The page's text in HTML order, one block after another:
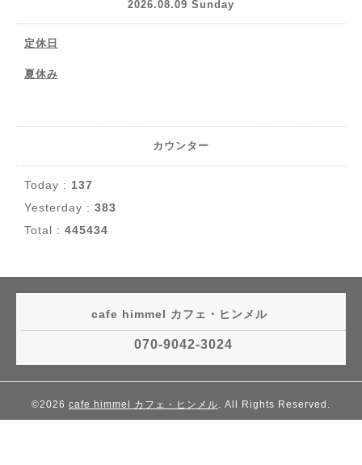
2026.08.09 Sunday
定休日
夏休み
カウンター
Today : 137
Yesterday : 383
Total : 445434
cafe himmel カフェ・ヒンメル
070-9042-3024
©2026 cafe himmel カフェ・ヒンメル. All Rights Reserved.